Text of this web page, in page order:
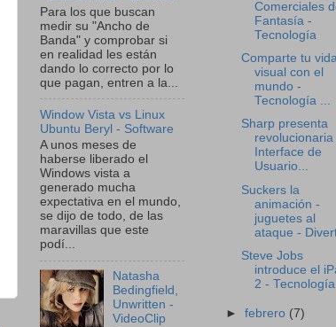
Para los que buscan
medir su "Ancho de
Banda" y comprobar si
en realidad les están
dando lo correcto por lo
que pagan, entren a la...
Window Vista vs Linux
Ubuntu Beryl - Software
A unos meses de
haberse liberado el
Windows vista a
generado mucha
expectativa en el mundo,
se dijo de todo, de las
maravillas que este
podí...
Natasha
Bedingfield,
Unwritten -
VideoClip
Comerciales
Fantasía -
Tecnología
Comparte tu
visual con el
mundo -
Tecnología ...
Sharp presenta
revolucionaria
Interface de
Usuario...
Suckers la
animación -
juguetes al
ataque -
Steve Jobs
introduce el
2 - Tecnología
►febrero (7)